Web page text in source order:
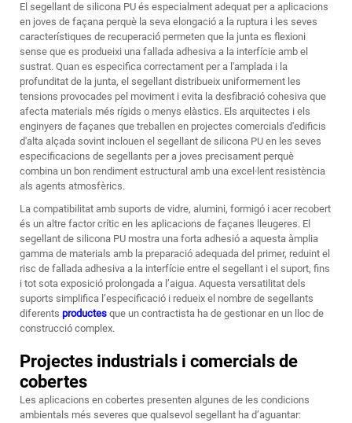
El segellant de silicona PU és especialment adequat per a aplicacions
en joves de façana perquè la seva elongació a la ruptura i les seves
característiques de recuperació permeten que la junta es flexioni
sense que es produeixi una fallada adhesiva a la interfície amb el
sustrat. Quan es especifica correctament per a l'amplada i la
profunditat de la junta, el segellant distribueix uniformement les
tensions provocades pel moviment i evita la desfibració cohesiva que
afecta materials més rígids o menys elàstics. Els arquitectes i els
enginyers de façanes que treballen en projectes comercials d'edificis
d'alta alçada sovint inclouen el segellant de silicona PU en les seves
especificacions de segellants per a joves precisament perquè
combina un bon rendiment estructural amb una excel·lent resistència
als agents atmosfèrics.
La compatibilitat amb suports de vidre, alumini, formigó i acer recobert
és un altre factor crític en les aplicacions de façanes lleugeres. El
segellant de silicona PU mostra una forta adhesió a aquesta àmplia
gamma de materials amb la preparació adequada del primer, reduint el
risc de fallada adhesiva a la interfície entre el segellant i el suport, fins
i tot sota exposició prolongada a l’aigua. Aquesta versatilitat dels
suports simplifica l’especificació i redueix el nombre de segellants
diferents productes que un contractista ha de gestionar en un lloc de
construcció complex.
Projectes industrials i comercials de
cobertes
Les aplicacions en cobertes presenten algunes de les condicions
ambientals més severes que qualsevol segellant ha d’aguantar: